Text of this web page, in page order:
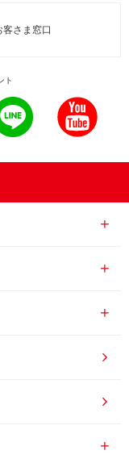
客さま窓口
ト